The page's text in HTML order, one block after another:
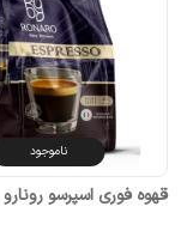
ناموجود
قهوه فوری اسپرسو رونارو